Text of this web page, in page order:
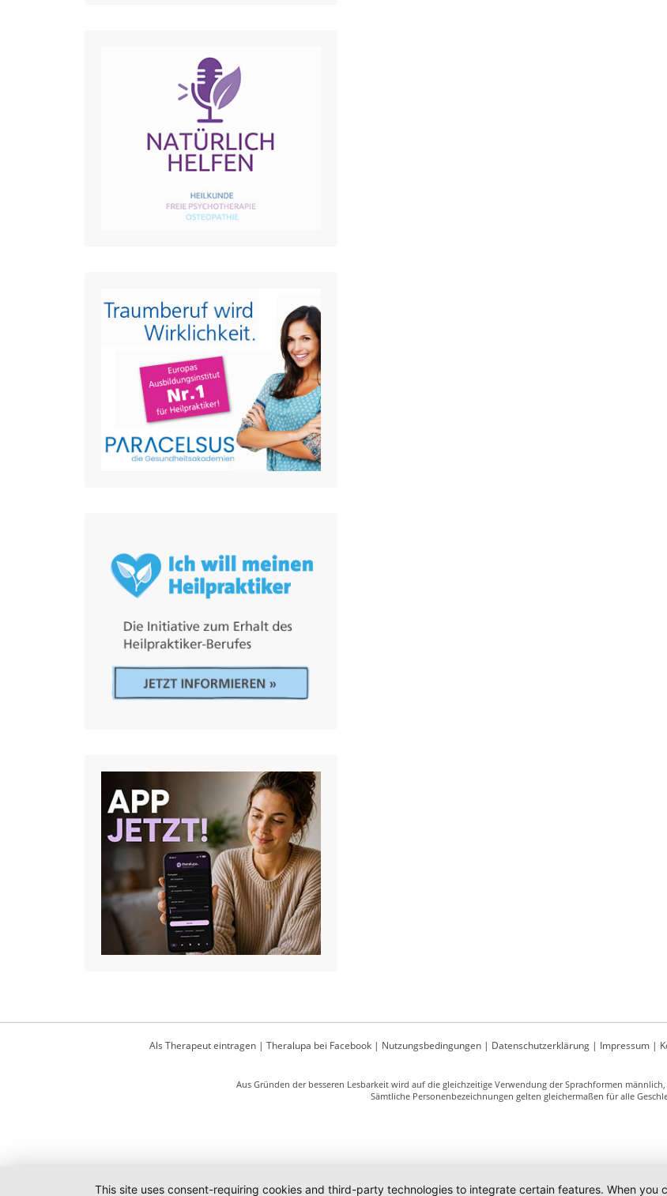
Als Therapeut eintragen| Theralupa bei Facebook| Nutzungsbedingungen| Datenschutzerklärung| Impressum|
Aus Gründen der besseren Lesbarkeit wird auf die gleichzeitige Verwendung der Sprachformen
Sämtliche Personenbezeichnungen gelten gleichermaßen für alle
This site uses consent-requiring cookies and third-party technologies to integrate certain features. When